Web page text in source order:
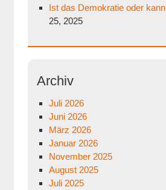
Ist das Demokratie oder
25, 2025
Archiv
Juli 2026
Juni 2026
März 2026
Januar 2026
November 2025
August 2025
Juli 2025